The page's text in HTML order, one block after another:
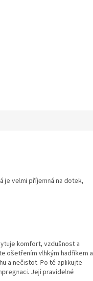
je velmi příjemná na dotek,
komfort, vzdušnost a
ošetřením vlhkým hadříkem a
a nečistot. Po té aplikujte
Její pravidelné